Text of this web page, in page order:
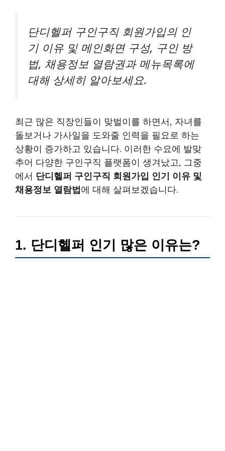
단디헬퍼 구인구직 회원가입의 인
기 이유 및 메인화면 구성, 구인 방
법, 채용정보 열람권과 메뉴목록에
대해 상세히 알아보세요.
최근 많은 직장인들이 맞벌이를 하면서, 자녀를
돌보거나 가사일을 도와줄 인력을 필요로 하는
상황이 증가하고 있습니다. 이러한 수요에 발맞
추어 다양한 구인구직 플랫폼이 생겨났고, 그중
에서 단디헬퍼 구인구직 회원가입 인기 이유 및
채용정보 열람법에 대해 살펴보겠습니다.
1. 단디헬퍼 인기 많은 이유는?